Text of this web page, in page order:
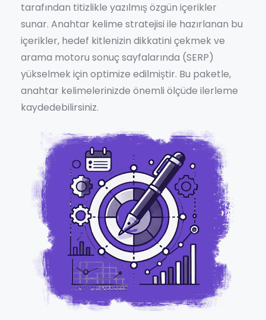
tarafından titizlikle yazılmış özgün içerikler
sunar. Anahtar kelime stratejisi ile hazırlanan bu
içerikler, hedef kitlenizin dikkatini çekmek ve
arama motoru sonuç sayfalarında (SERP)
yükselmek için optimize edilmiştir. Bu paketle,
anahtar kelimelerinizde önemli ölçüde ilerleme
kaydedebilirsiniz.